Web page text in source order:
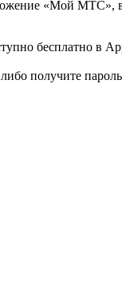
«Мой МТС»,
бесплатно в
получите